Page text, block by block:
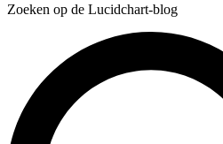
Zoeken op de Lucidchart-blog